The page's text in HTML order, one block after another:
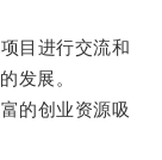
目进行交流和
发展。
的创业资源吸